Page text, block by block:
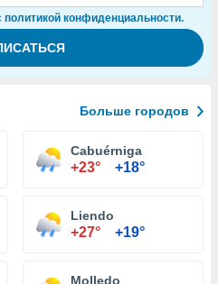
политикой конфиденциальности.
Больше городов
Cabuérniga
+23° +18°
Liendo
+27° +19°
Molledo